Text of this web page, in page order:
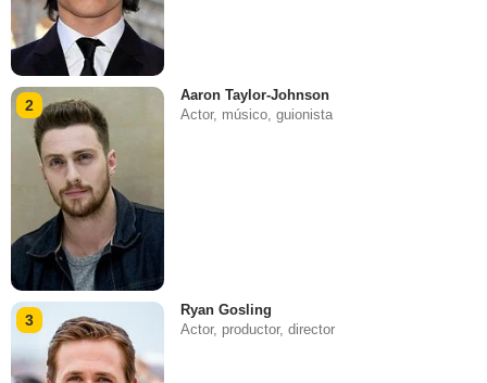
2
Aaron Taylor-Johnson
Actor, músico, guionista
3
Ryan Gosling
Actor, productor, director